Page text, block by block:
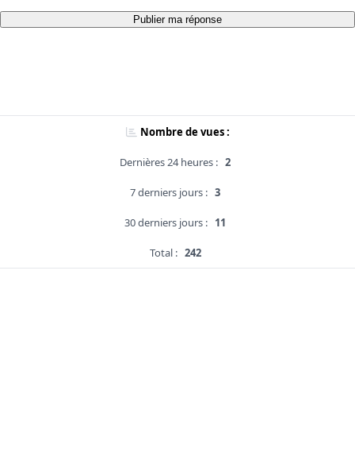
Publier ma réponse
Nombre de vues :
Dernières 24 heures : 2
7 derniers jours : 3
30 derniers jours : 11
Total : 242